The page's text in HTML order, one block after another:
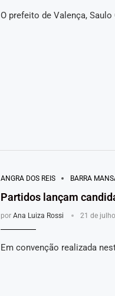
O prefeito de Valença,
ANGRA DOS REIS BARRA
Partidos lançam
por Ana Luiza Rossi 21 de
Em convenção realizada